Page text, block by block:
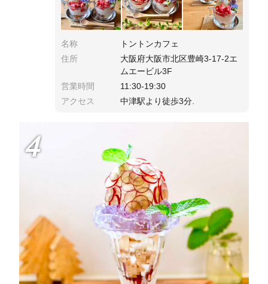
名称
トントンカフェ
住所
大阪府大阪市北区豊崎3-17-2エ
ムエービル3F
営業時間
11:30-19:30
アクセス
中津駅より徒歩3分.
4